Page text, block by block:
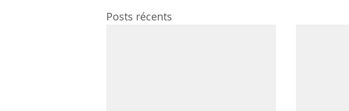
Posts récents